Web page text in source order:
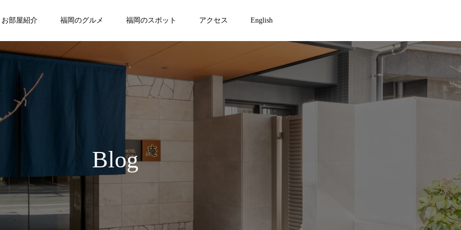
お部屋紹介 福岡のグルメ 福岡のスポット アクセス English
Blog